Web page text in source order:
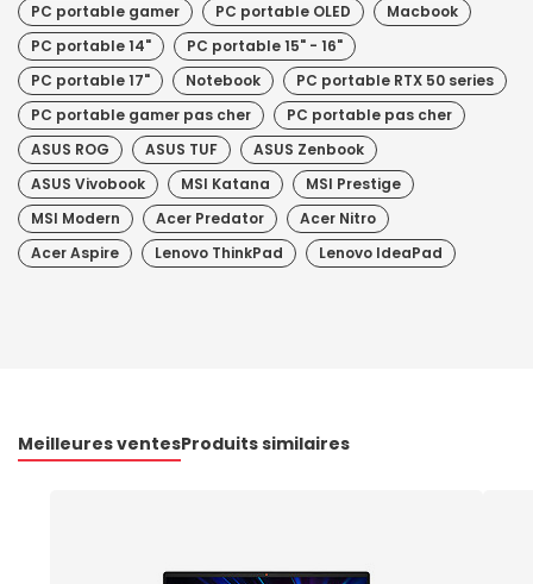
PC portable gamer PC portable OLED
Macbook
PC portable 14"
PC portable 15" - 16"
PC portable 17"
Notebook
PC portable RTX 50 series
PC portable gamer pas cher
PC portable pas cher
ASUS ROG
ASUS TUF
ASUS Zenbook
ASUS Vivobook
MSI Katana
MSI Prestige
MSI Modern
Acer Predator
Acer Nitro
Acer Aspire
Lenovo ThinkPad Lenovo IdeaPad
Meilleures ventesProduits similaires